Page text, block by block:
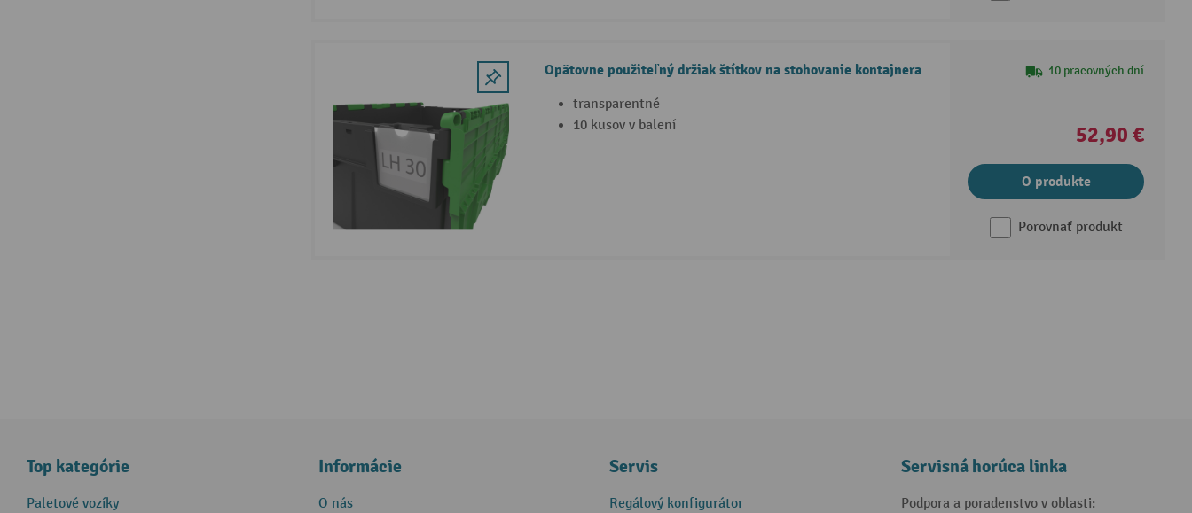
Opätovne použiteľný držiak štítkov na stohovanie kontajnera
transparentné
10 kusov v balení
10 pracovných dní
52,90 €
O produkte
Porovnať produkt
Top kategórie
Paletové vozíky
Informácie
O nás
Servis
Regálový konfigurátor
Servisná horúca linka
Podpora a poradenstvo v oblasti: